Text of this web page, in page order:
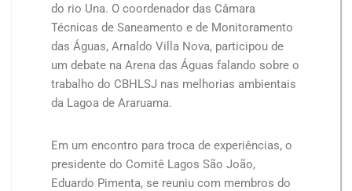
do rio Una. O coordenador das Câmara
Técnicas de Saneamento e de Monitoramento
das Águas, Arnaldo Villa Nova, participou de
um debate na Arena das Águas falando sobre o
trabalho do CBHLSJ nas melhorias ambientais
da Lagoa de Araruama.
Em um encontro para troca de experiências, o
presidente do Comitê Lagos São João,
Eduardo Pimenta, se reuniu com membros do